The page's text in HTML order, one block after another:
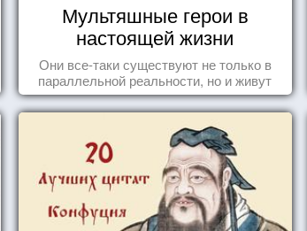
Мультяшные герои в
настоящей жизни
Они все-таки существуют не только в
параллельной реальности, но и живут
среди нас с вами.